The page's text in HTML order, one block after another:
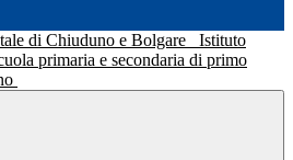
Istituto
primaria e secondaria di primo